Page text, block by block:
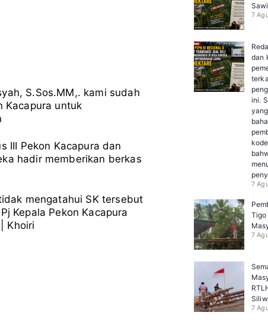
S.Sos.MM,. kami sudah
Kacapura untuk
III Pekon Kacapura dan
hadir memberikan berkas
mengatahui SK tersebut
Kepala Pekon Kacapura
Khoiri
7
dan
ini.
7
Tigo
7
7